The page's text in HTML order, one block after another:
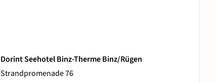
Dorint Seehotel Binz-Therme Binz/Rügen
Strandpromenade 76